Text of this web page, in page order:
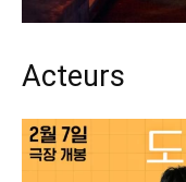
Acteurs